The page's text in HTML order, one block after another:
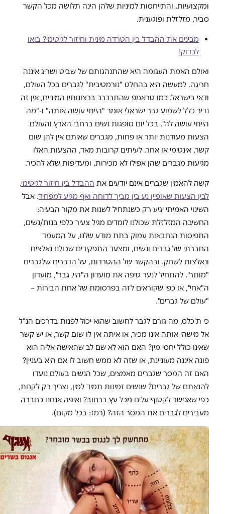
ומקצועיות, והתייחסות למיניות שלהן הינה תלושה מכל הקשר
סביר, מזלזלת ופוגענית.
מבינים את ההבדל בין הטרדה מינית וחיזור לגיטימי? בואו
לבדוק!
ואולם האמת העגומה היא שהתנהגותם של שביט ושריג איננה
חריגה. למעשה היא בהחלט "נורמטיבית" לגברים בכל העולם,
ודאי בישראל. כמו טראמפ שהתרברב ברצונותיו המיניים, אין זה
נדיר כלל לשמוע גבר ישראלי אומר "הייתי עושה אותה" ו-"מה
הייתי עושה לה". בכל יום סופגות נשים ברחבי הארץ והעולם
הצעות מעודנות יותר או פחות, מגברים שאיתם אין להן שום
קשר, אינטימי או אחר. לעיתים קרובות מאד, ההצעות האלו
מגיעות מגברים שהן אפילו לא מכירות, ומעדיפות שלא להכיר.
קשה להאמין שגברים אינם יודעים אתההבדל בין חיזור לגיטימי,
לבין הצעות שאופיין נע בין מביך לדוחה ואף מגיע למפחיד. אבל
השינוי האמיתי יגיע רק כשנתחיל לשנות את מקור הבעיה:
החשיבה המזלזלת שכולנו לומדים מגיל צעיר כלפי בנות/נשים,
התפיסות הנחבאות עמוק בתת מודע שלנו, על המעמד
החברתי של גברים ונשים, ומצעד התפקידים שכולנו נאלצים
ונאלצות לשחק. ובהקשר של ההטרדות, על הדברים שלגברים
"מותר". להתחיל לנער טיפה את מועדון ה"היי, גבר", מועדון
ה"אחי", או כפי שקוראים לזה בפרסומת של אחת הבירות –
"עולם של גברים".
כי ת'כלס, מה גורם לגבר לחשוב שהוא יכול לפנות בדרכים הנ"ל
אל מישהי אותה אינו מכיר, או איתה אין לו שום קשר, או יש קשר
שאינו כולל יחסי מין? האם הוא לא שם לב שהאישה אליה הוא
פונה איננה מעוניינת, או שזה לא ממש חשוב לו אם היא בעניין?
האם זה המסר שגברים מאמצים, שכל הנשים בעולם נועדו
להנאתם של גברים? שנשים זמינות תמיד למין, וצריך רק לקחת,
כפי שאפשר לקטוף עלים מכל עץ ברחוב? ואיפה אנחנו כחברה
מעבירים לגברים את המסר הזה? (רמז: בכל מקום).